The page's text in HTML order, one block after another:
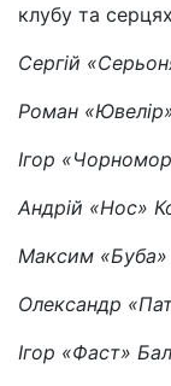
клубу та
Сергій
Роман
Ігор
Андрій «Нос»
Максим
Олександр
Ігор «Фаст»